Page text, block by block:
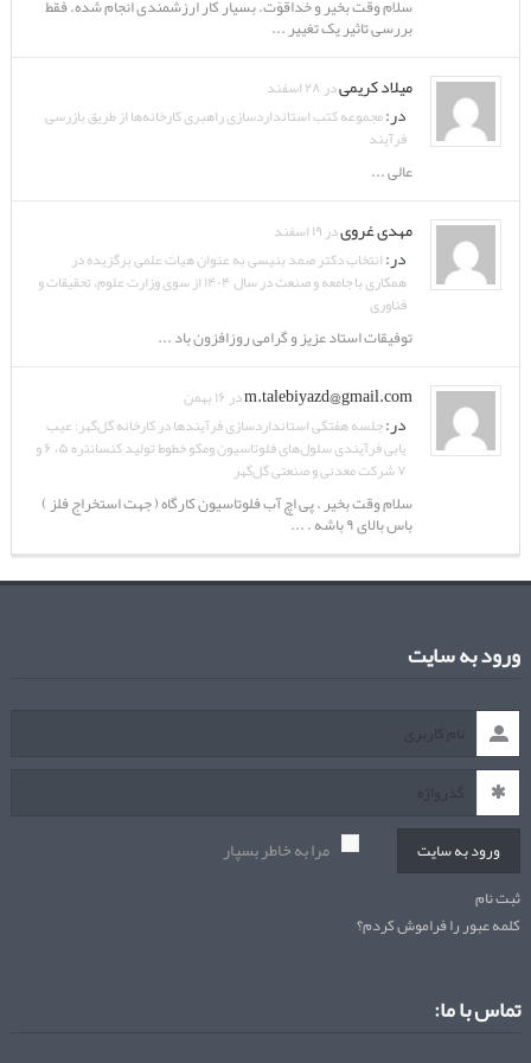
سلام وقت بخیر و خداقوّت. بسیار کار ارزشمندی انجام شده. فقط
بررسی تاثیر یک تغییر ...
میلاد کریمیدر ۲۸ اسفند
در:مجموعه کتب استانداردسازی راهبری کارخانه‌ها از طریق بازرسی
فرآیند
عالی ...
مهدی غرویدر ۱۹ اسفند
در:انتخاب دکتر صمد بنیسی به عنوان هیات علمی برگزیده در
همکاری با جامعه و صنعت در سال ۱۴۰۴ از سوی وزارت علوم، تحقیقات و
فناوری
توفیقات استاد عزیز و گرامی روزافزون باد ...
m.talebiyazd@gmail.comدر ۱۶ بهمن
در:جلسه هفتگی استانداردسازی فرآیندها در کارخانه گل‌گهر: عیب
یابی فرآیندی سلول‌های فلوتاسیون ومکو خطوط تولید کنسانتره ۵، ۶ و
۷ شرکت معدنی و صنعتی گل‌گهر
سلام وقت بخیر . پی اچ آب فلوتاسیون کارگاه ( جهت استخراج فلز )
باس بالای ۹ باشه . ...
ورود به سایت
ورود به سایت مرا به خاطر بسپار
ثبت نام
کلمه عبور را فراموش کردم؟
تماس با ما: